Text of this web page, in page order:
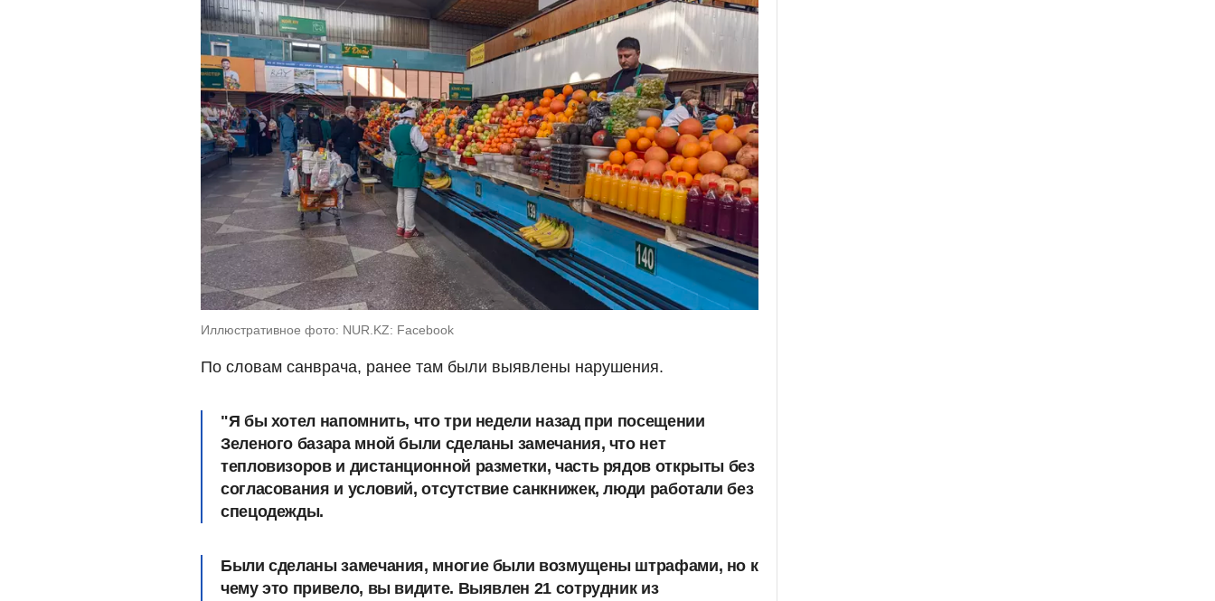
Иллюстративное фото: NUR.KZ: Facebook
По словам санврача, ранее там были выявлены нарушения.
"Я бы хотел напомнить, что три недели назад при посещении
Зеленого базара мной были сделаны замечания, что нет
тепловизоров и дистанционной разметки, часть рядов открыты без
согласования и условий, отсутствие санкнижек, люди работали без
спецодежды.
Были сделаны замечания, многие были возмущены штрафами, но к
чему это привело, вы видите. Выявлен 21 сотрудник из